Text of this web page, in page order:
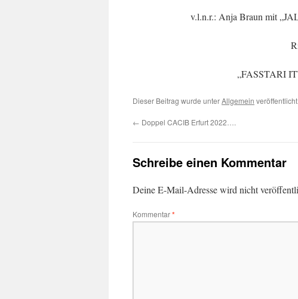
v.l.n.r.: Anja Braun mit „
„FASSTARI
Dieser Beitrag wurde unterAllgemein
← Doppel CACIB Erfurt 2022….
Schreibe einen Kommentar
Deine E-Mail-Adresse wird nicht
Kommentar*